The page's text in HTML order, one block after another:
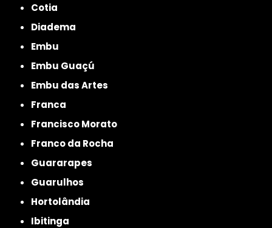
Cotia
Diadema
Embu
Embu Guaçú
Embu das Artes
Franca
Francisco Morato
Franco da Rocha
Guararapes
Guarulhos
Hortolândia
Ibitinga